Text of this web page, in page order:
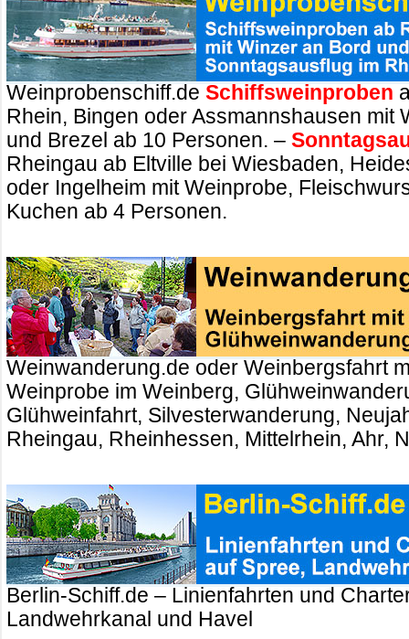
Weinprobenschiff.de Schiffsweinproben
Rhein, Bingen oder Assmannshausen mit
und Brezel ab 10 Personen. –
Rheingau ab Eltville bei Wiesbaden,
oder Ingelheim mit Weinprobe,
Kuchen ab 4 Personen.
Weinwanderung.de oder Weinbergsfahrt
Weinprobe im Weinberg,
Glühweinfahrt, Silvesterwanderung,
Rheingau, Rheinhessen, Mittelrhein, Ahr,
Berlin-Schiff.de – Linienfahrten und
Landwehrkanal und Havel